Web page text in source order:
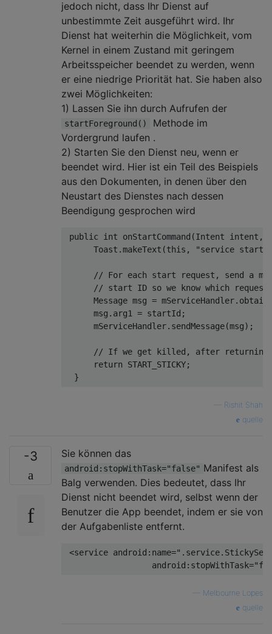
jedoch nicht, dass Ihr Dienst auf
unbestimmte Zeit ausgeführt wird. Ihr
Dienst hat weiterhin die Möglichkeit, vom
Kernel in einem Zustand mit geringem
Arbeitsspeicher beendet zu werden, wenn
er eine niedrige Priorität hat. Sie haben also
zwei Möglichkeiten:
1) Lassen Sie ihn durch Aufrufen der
startForeground()
Methode im
Vordergrund laufen .
2) Starten Sie den Dienst neu, wenn er
beendet wird. Hier ist ein Teil des Beispiels
aus den Dokumenten, in denen über den
Neustart des Dienstes nach dessen
Beendigung gesprochen wird
public int onStartCommand (Intent intent,
      Toast.makeText(
this , "service
// For each start request, send a
// start ID so we know which
Message msg =
      msg.arg1 = startId;
      mServiceHandler.sendMessage(msg);
// If we get killed, after returning
return START_STICKY;
Rishit Shah
quelle
-3 Sie können das
android:stopWithTask="false" Manifest als
Balg verwenden. Dies bedeutet, dass Ihr
Dienst nicht beendet wird, selbst wenn der
Benutzer die App beendet, indem er sie von
der Aufgabenliste entfernt.
<service android:name=
android:stopWithTask=
Melbourne Lopes
quelle